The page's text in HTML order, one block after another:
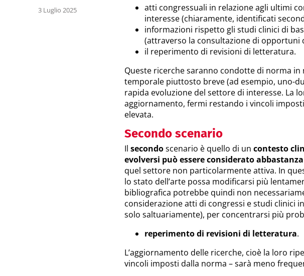
3 Luglio 2025
atti congressuali in relazione agli ultimi
interesse (chiaramente, identificati
informazioni rispetto gli studi clinici di
(attraverso la consultazione di opportuni
il reperimento di revisioni di letteratura.
Queste ricerche saranno condotte di norma
temporale piuttosto breve (ad esempio, uno-
rapida evoluzione del settore di interesse. La
aggiornamento, fermi restando i vincoli
elevata.
Secondo scenario
Il secondoscenario è quello di un contesto
evolversi può essere considerato
quel settore non particolarmente attiva. In
lo stato dell’arte possa modificarsi più
bibliografica potrebbe quindi non
considerazione atti di congressi e studi clinici
solo saltuariamente), per concentrarsi più
reperimento di revisioni di letteratura.
L’aggiornamento delle ricerche, cioè la loro
vincoli imposti dalla norma – sarà meno